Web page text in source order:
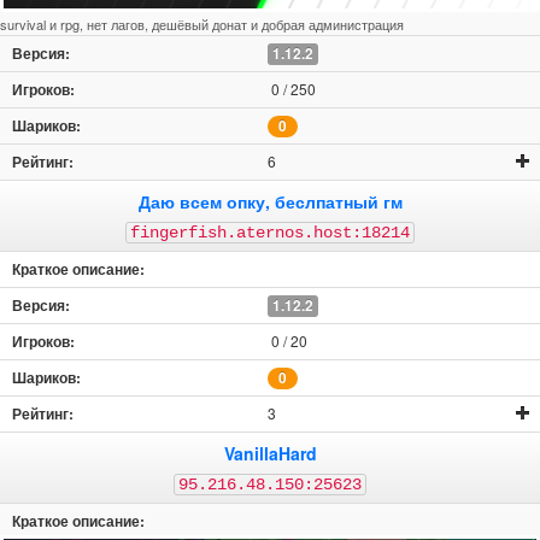
survival и rpg, нет лагов, дешёвый донат и добрая администрация
1.12.2
0 / 250
0
6
Даю всем опку, беслпатный гм
fingerfish.aternos.host:18214
1.12.2
0 / 20
0
3
VanillaHard
95.216.48.150:25623